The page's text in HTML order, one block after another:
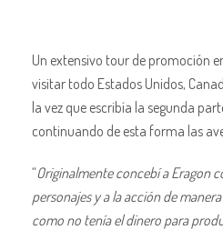
Un extensivo tour de promoción
visitar todo Estados Unidos,
la vez que escribía la segunda
continuando de esta forma las
“Originalmente concebí a Eragon
personajes y a la acción de
como no tenía el dinero para